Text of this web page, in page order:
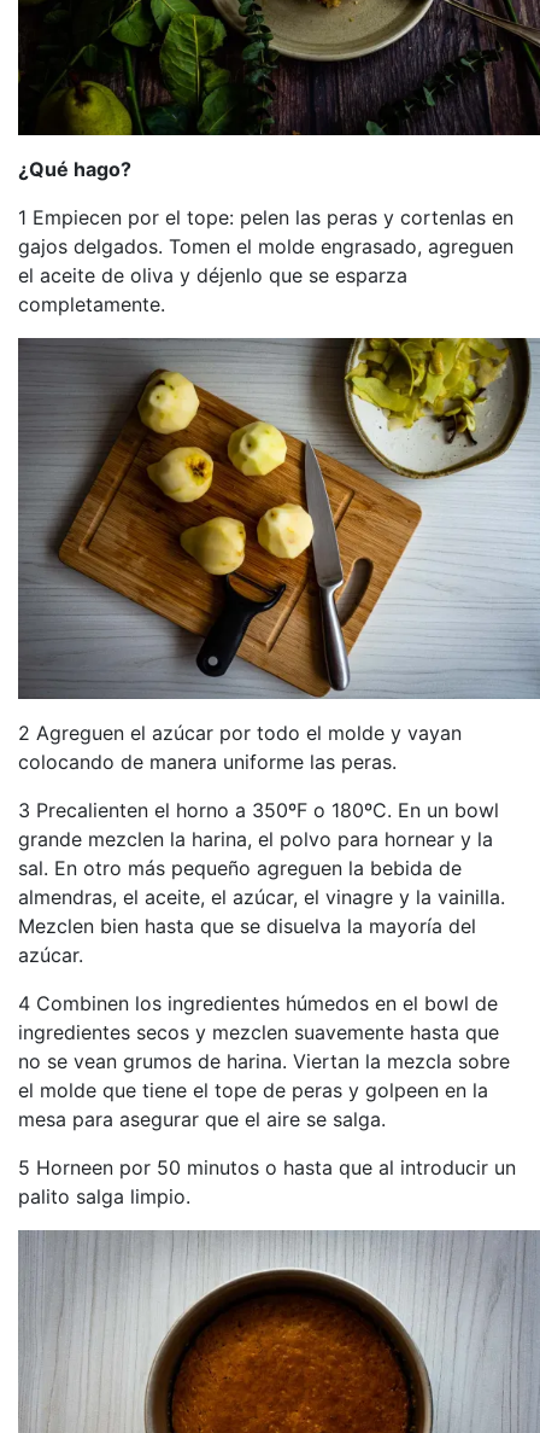
¿Qué hago?
1 Empiecen por el tope: pelen las peras y cortenlas en
gajos delgados. Tomen el molde engrasado, agreguen
el aceite de oliva y déjenlo que se esparza
completamente.
2 Agreguen el azúcar por todo el molde y vayan
colocando de manera uniforme las peras.
3 Precalienten el horno a 350ºF o 180ºC. En un bowl
grande mezclen la harina, el polvo para hornear y la
sal. En otro más pequeño agreguen la bebida de
almendras, el aceite, el azúcar, el vinagre y la vainilla.
Mezclen bien hasta que se disuelva la mayoría del
azúcar.
4 Combinen los ingredientes húmedos en el bowl de
ingredientes secos y mezclen suavemente hasta que
no se vean grumos de harina. Viertan la mezcla sobre
el molde que tiene el tope de peras y golpeen en la
mesa para asegurar que el aire se salga.
5 Horneen por 50 minutos o hasta que al introducir un
palito salga limpio.